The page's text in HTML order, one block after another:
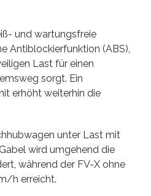
und wartungsfreie
Antiblockierfunktion (ABS),
Last für einen
sorgt. Ein
erhöht weiterhin die
unter Last mit
wird umgehend die
während der FV-X ohne
h erreicht.